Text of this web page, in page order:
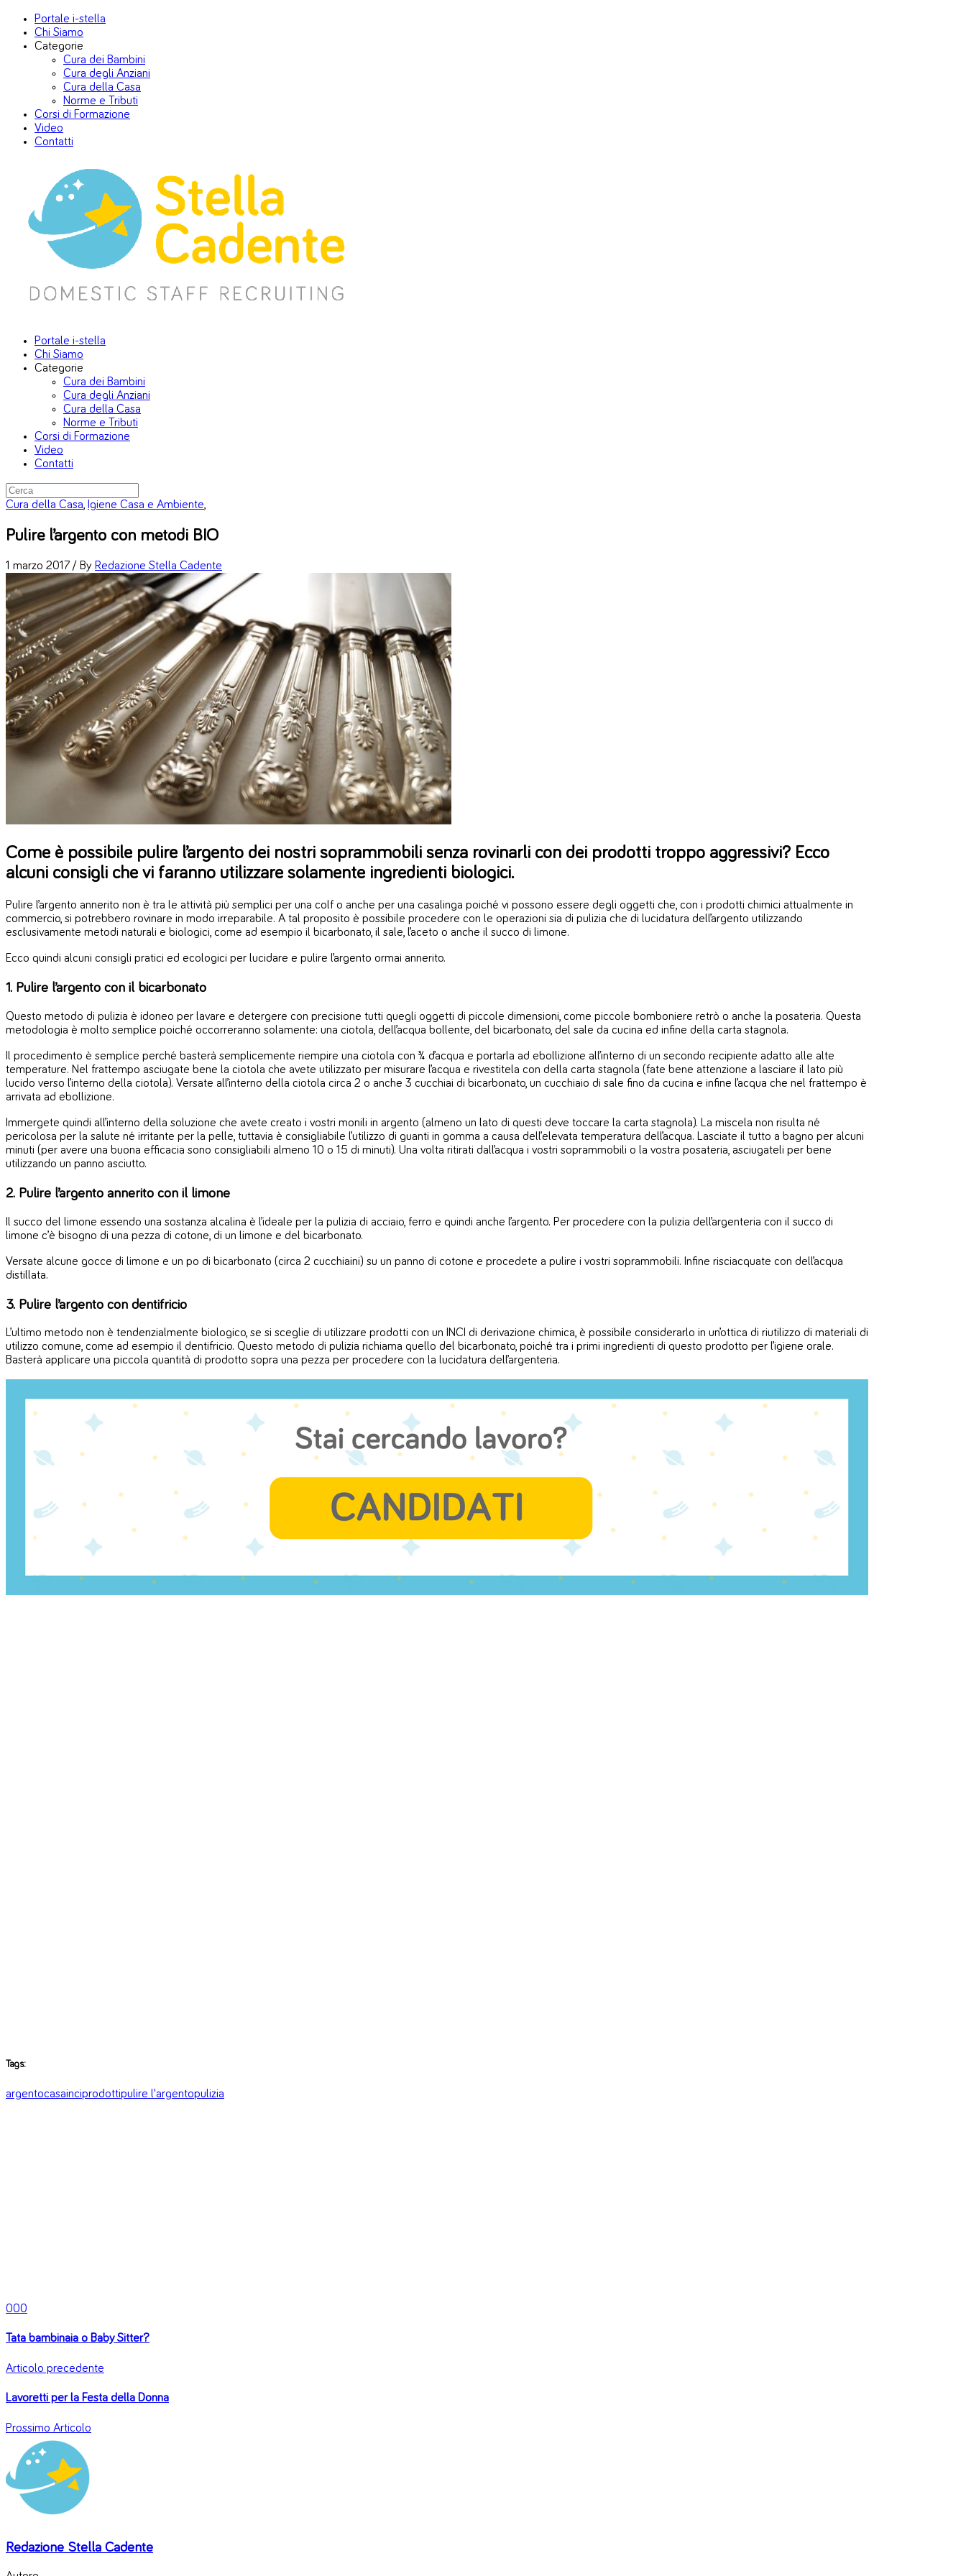
Portale i-stella
Chi Siamo
Categorie
Cura dei Bambini
Cura degli Anziani
Cura della Casa
Norme e Tributi
Corsi di Formazione
Video
Contatti
Portale i-stella
Chi Siamo
Categorie
Cura dei Bambini
Cura degli Anziani
Cura della Casa
Norme e Tributi
Corsi di Formazione
Video
Contatti
Cura della Casa, Igiene Casa e Ambiente,
Pulire l’argento con metodi BIO
1 marzo 2017 / By Redazione Stella Cadente
Come è possibile pulire l’argento dei nostri soprammobili senza rovinarli con dei prodotti troppo aggressivi? Ecco
alcuni consigli che vi faranno utilizzare solamente ingredienti biologici.
Pulire l’argento annerito non è tra le attività più semplici per una colf o anche per una casalinga poiché vi possono essere degli oggetti che, con i prodotti chimici attualmente in
commercio, si potrebbero rovinare in modo irreparabile. A tal proposito è possibile procedere con le operazioni sia di pulizia che di lucidatura dell’argento utilizzando
esclusivamente metodi naturali e biologici, come ad esempio il bicarbonato, il sale, l’aceto o anche il succo di limone.
Ecco quindi alcuni consigli pratici ed ecologici per lucidare e pulire l’argento ormai annerito.
1. Pulire l’argento con il bicarbonato
Questo metodo di pulizia è idoneo per lavare e detergere con precisione tutti quegli oggetti di piccole dimensioni, come piccole bomboniere retrò o anche la posateria. Questa
metodologia è molto semplice poiché occorreranno solamente: una ciotola, dell’acqua bollente, del bicarbonato, del sale da cucina ed infine della carta stagnola.
Il procedimento è semplice perché basterà semplicemente riempire una ciotola con ¾ d’acqua e portarla ad ebollizione all’interno di un secondo recipiente adatto alle alte
temperature. Nel frattempo asciugate bene la ciotola che avete utilizzato per misurare l’acqua e rivestitela con della carta stagnola (fate bene attenzione a lasciare il lato più
lucido verso l’interno della ciotola). Versate all’interno della ciotola circa 2 o anche 3 cucchiai di bicarbonato, un cucchiaio di sale fino da cucina e infine l’acqua che nel frattempo è
arrivata ad ebollizione.
Immergete quindi all’interno della soluzione che avete creato i vostri monili in argento (almeno un lato di questi deve toccare la carta stagnola). La miscela non risulta né
pericolosa per la salute né irritante per la pelle, tuttavia è consigliabile l’utilizzo di guanti in gomma a causa dell’elevata temperatura dell’acqua. Lasciate il tutto a bagno per alcuni
minuti (per avere una buona efficacia sono consigliabili almeno 10 o 15 di minuti). Una volta ritirati dall’acqua i vostri soprammobili o la vostra posateria, asciugateli per bene
utilizzando un panno asciutto.
2. Pulire l’argento annerito con il limone
Il succo del limone essendo una sostanza alcalina è l’ideale per la pulizia di acciaio, ferro e quindi anche l’argento. Per procedere con la pulizia dell’argenteria con il succo di
limone c’è bisogno di una pezza di cotone, di un limone e del bicarbonato.
Versate alcune gocce di limone e un po di bicarbonato (circa 2 cucchiaini) su un panno di cotone e procedete a pulire i vostri soprammobili. Infine risciacquate con dell’acqua
distillata.
3. Pulire l’argento con dentifricio
L’ultimo metodo non è tendenzialmente biologico, se si sceglie di utilizzare prodotti con un INCI di derivazione chimica, è possibile considerarlo in un’ottica di riutilizzo di materiali di
utilizzo comune, come ad esempio il dentifricio. Questo metodo di pulizia richiama quello del bicarbonato, poiché tra i primi ingredienti di questo prodotto per l’igiene orale.
Basterà applicare una piccola quantità di prodotto sopra una pezza per procedere con la lucidatura dell’argenteria.
Tags:
argentocasainciprodottipulire l'argentopulizia
000
Tata bambinaia o Baby Sitter?
Articolo precedente
Lavoretti per la Festa della Donna
Prossimo Articolo
Redazione Stella Cadente